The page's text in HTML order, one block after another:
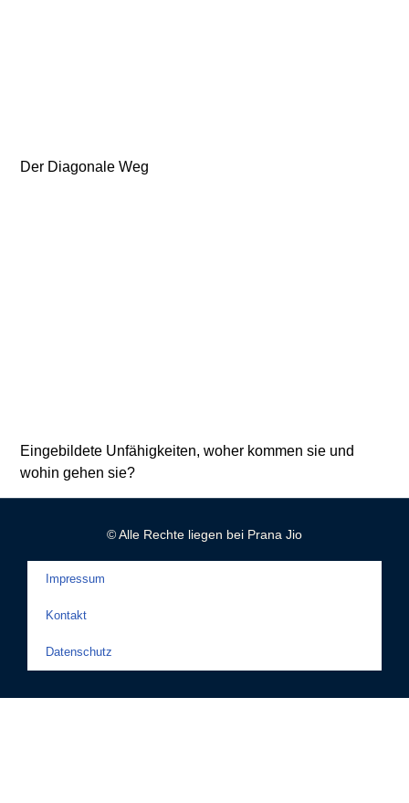
Der Diagonale Weg
Eingebildete Unfähigkeiten, woher kommen sie und
wohin gehen sie?
© Alle Rechte liegen bei Prana Jio
Impressum
Kontakt
Datenschutz